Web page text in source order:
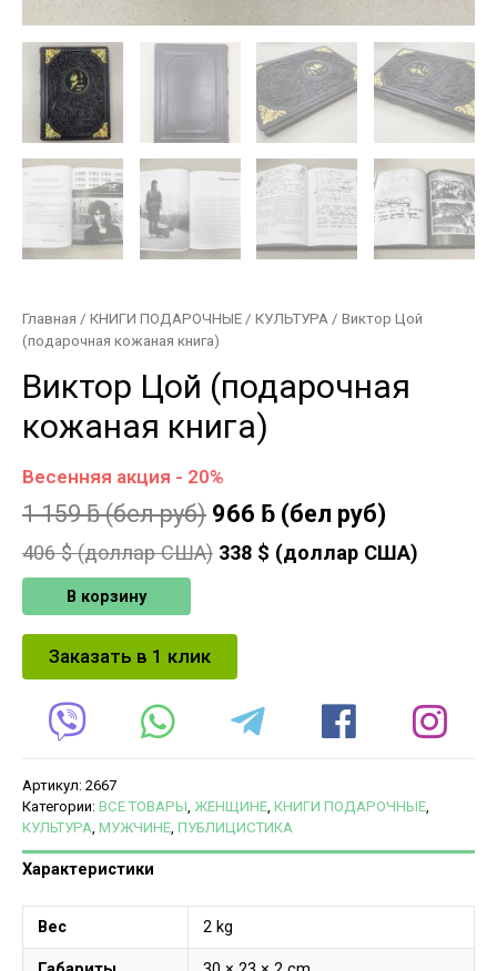
Главная / КНИГИ ПОДАРОЧНЫЕ / КУЛЬТУРА / Виктор Цой
(подарочная кожаная книга)
Виктор Цой (подарочная
кожаная книга)
Весенняя акция - 20%
1 159ƃ(бел руб) 966 ƃ (бел руб)
406$ (доллар США) 338 $ (доллар США)
В корзину
Заказать в 1 клик
Артикул: 2667
Категории: ВСЕ ТОВАРЫ ЖЕНЩИНЕ КНИГИ ПОДАРОЧНЫЕ
КУЛЬТУРА МУЖЧИНЕ ПУБЛИЦИСТИКА
Характеристики
Вес 2 kg